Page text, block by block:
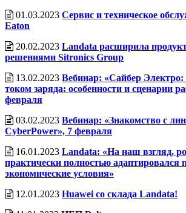
01.03.2023 Сервис и техническое
Eaton
20.02.2023 Landata расширила
решениями Sitronics Group
13.02.2023 Вебинар: «Сайбер
током заряда: особенности и сценарии
февраля
03.02.2023 Вебинар: «Знакомство с
CyberPower», 7 февраля
16.01.2023 Landata: «На наш взгляд,
практически полностью адаптировался
экономические условия»
12.01.2023 Huawei со склада Landata!